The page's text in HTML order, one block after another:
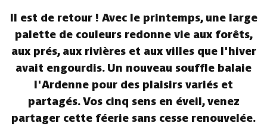
Il est de retour ! Avec le printemps, une large
palette de couleurs redonne vie aux forêts,
aux prés, aux rivières et aux villes que l'hiver
avait engourdis. Un nouveau souffle balaie
l'Ardenne pour des plaisirs variés et
partagés. Vos cinq sens en éveil, venez
partager cette féerie sans cesse renouvelée.